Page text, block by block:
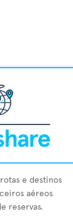
e destinos
aéreos
reservas.